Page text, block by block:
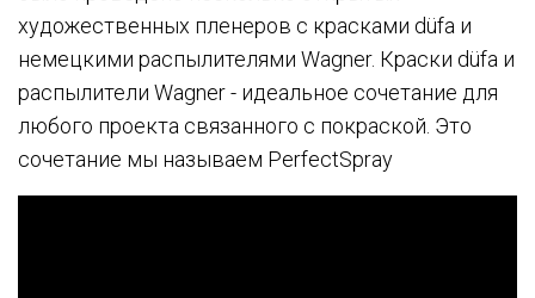
художественных пленеров с красками düfa и
немецкими распылителями Wagner. Краски düfa и
распылители Wagner - идеальное сочетание для
любого проекта связанного с покраской. Это
сочетание мы называем PerfectSpray